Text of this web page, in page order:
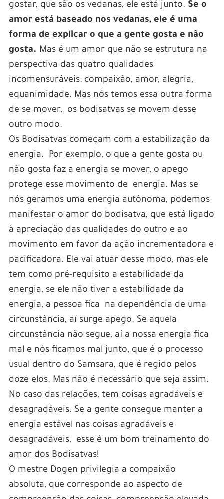
gostar, que são os vedanas, ele está junto. Se o
amor está baseado nos vedanas, ele é uma
forma de explicar o que a gente gosta e não
gosta. Mas é um amor que não se estrutura na
perspectiva das quatro qualidades
incomensuráveis: compaixão, amor, alegria,
equanimidade. Mas nós temos essa outra forma
de se mover, os bodisatvas se movem desse
outro modo.
Os Bodisatvas começam com a estabilização da
energia. Por exemplo, o que a gente gosta ou
não gosta faz a energia se mover, o apego
protege esse movimento de energia. Mas se
nós geramos uma energia autônoma, podemos
manifestar o amor do bodisatva, que está ligado
à apreciação das qualidades do outro e ao
movimento em favor da ação incrementadora e
pacificadora. Ele vai atuar desse modo, mas ele
tem como pré-requisito a estabilidade da
energia, se ele não tiver a estabilidade da
energia, a pessoa fica na dependência de uma
circunstância, aí surge apego. Se aquela
circunstância não segue, aí a nossa energia fica
mal e nós ficamos mal junto, que é o processo
usual dentro do Samsara, que é regido pelos
doze elos. Mas não é necessário que seja assim.
No caso das relações, tem coisas agradáveis e
desagradáveis. Se a gente consegue manter a
energia estável nas coisas agradáveis e
desagradáveis, esse é um bom treinamento do
amor dos Bodisatvas!
O mestre Dogen privilegia a compaixão
absoluta, que corresponde ao aspecto de